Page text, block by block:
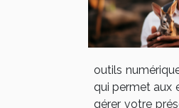
outils
qui permet aux
gérer votre